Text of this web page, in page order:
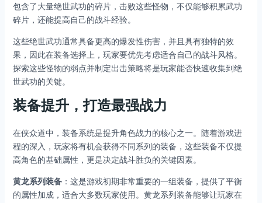
包含了大量绝世武功的碎片，击败这些怪物，不仅能够积累武功
碎片，还能提高自己的战斗经验。
这些绝世武功通常具备更高的爆发性伤害，并且具有独特的效
果，因此在装备选择上，玩家要优先考虑适合自己的战斗风格。
探索这些怪物的弱点并制定出击策略将是玩家能否快速收集到绝
世武功的关键。
装备提升，打造最强战力
在侠众道中，装备系统是提升角色战力的核心之一。随着游戏进
程的深入，玩家将有机会获得不同系列的装备，这些装备不仅提
高角色的基础属性，更是决定战斗胜负的关键因素。
黄龙系列装备：这是游戏初期非常重要的一组装备，提供了平衡
的属性加成，适合大多数玩家使用。黄龙系列装备能够让玩家在